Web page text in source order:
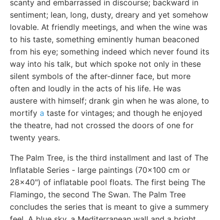
scanty and embarrassed in discourse; backward in
sentiment; lean, long, dusty, dreary and yet somehow
lovable. At friendly meetings, and when the wine was
to his taste, something eminently human beaconed
from his eye; something indeed which never found its
way into his talk, but which spoke not only in these
silent symbols of the after-dinner face, but more
often and loudly in the acts of his life. He was
austere with himself; drank gin when he was alone, to
mortify a taste for vintages; and though he enjoyed
the theatre, had not crossed the doors of one for
twenty years.
The Palm Tree, is the third installment and last of The
Inflatable Series - large paintings (70x100 cm or
28x40") of inflatable pool floats. The first being The
Flamingo, the second The Swan. The Palm Tree
concludes the series that is meant to give a summery